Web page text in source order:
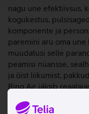
nagu une efektiivsus,
kogukestus,
komponente ja
paremini aru oma
muudatusi selle
peamisi nüansse,
ja öist liikumist,
Ring Air jälgib
puhkepulss (RHR),